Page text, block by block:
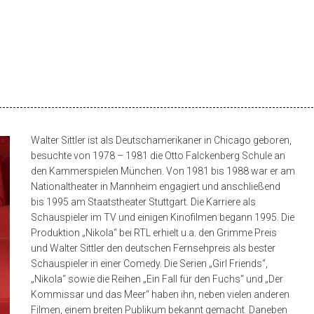
Walter Sittler ist als Deutschamerikaner in Chicago geboren,
besuchte von 1978 – 1981 die Otto Falckenberg Schule an
den Kammerspielen München. Von 1981 bis 1988 war er am
Nationaltheater in Mannheim engagiert und anschließend
bis 1995 am Staatstheater Stuttgart. Die Karriere als
Schauspieler im TV und einigen Kinofilmen begann 1995. Die
Produktion „Nikola“ bei RTL erhielt u.a. den Grimme Preis
und Walter Sittler den deutschen Fernsehpreis als bester
Schauspieler in einer Comedy. Die Serien „Girl Friends“,
„Nikola“ sowie die Reihen „Ein Fall für den Fuchs“ und „Der
Kommissar und das Meer“ haben ihn, neben vielen anderen
Filmen, einem breiten Publikum bekannt gemacht. Daneben